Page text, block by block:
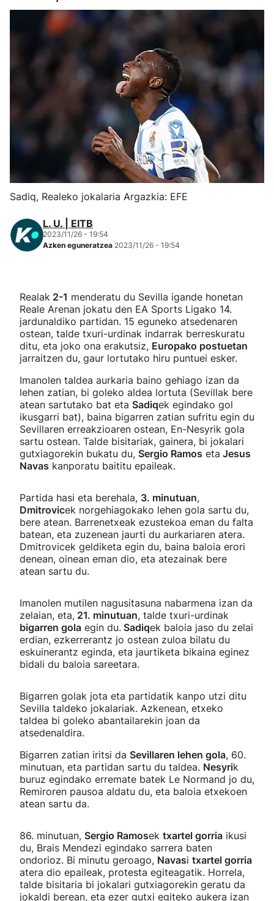
Herri-kirolak
Eskubaloia
Atletismoa
Mendi-lasterketak
Kirol gehiago
"Helmuga"
Sadiq, Realeko jokalaria Argazkia: EFE
L. U. | EITB
2023/11/26 - 19:54
Azken eguneratzea 2023/11/26 - 19:54
Realak 2-1 menderatu du Sevilla igande honetan
Reale Arenan jokatu den EA Sports Ligako 14.
jardunaldiko partidan. 15 eguneko atsedenaren
ostean, talde txuri-urdinak indarrak berreskuratu
ditu, eta joko ona erakutsiz, Europako postuetan
jarraitzen du, gaur lortutako hiru puntuei esker.
Imanolen taldea aurkaria baino gehiago izan da
lehen zatian, bi goleko aldea lortuta (Sevillak bere
atean sartutako bat eta Sadiqek egindako gol
ikusgarri bat), baina bigarren zatian sufritu egin du
Sevillaren erreakzioaren ostean, En-Nesyrik gola
sartu ostean. Talde bisitariak, gainera, bi jokalari
gutxiagorekin bukatu du, Sergio Ramos eta Jesus
Navas kanporatu baititu epaileak.
Partida hasi eta berehala, 3. minutuan,
Dmitrovicek norgehiagokako lehen gola sartu du,
bere atean. Barrenetxeak ezustekoa eman du falta
batean, eta zuzenean jaurti du aurkariaren atera.
Dmitrovicek geldiketa egin du, baina baloia erori
denean, oinean eman dio, eta atezainak bere
atean sartu du.
Imanolen mutilen nagusitasuna nabarmena izan da
zelaian, eta, 21. minutuan, talde txuri-urdinak
bigarren gola egin du. Sadiqek baloia jaso du zelai
erdian, ezkerrerantz jo ostean zuloa bilatu du
eskuinerantz eginda, eta jaurtiketa bikaina eginez
bidali du baloia sareetara.
Bigarren golak jota eta partidatik kanpo utzi ditu
Sevilla taldeko jokalariak. Azkenean, etxeko
taldea bi goleko abantailarekin joan da
atsedenaldira.
Bigarren zatian iritsi da Sevillaren lehen gola, 60.
minutuan, eta partidan sartu du taldea. Nesyrik
buruz egindako erremate batek Le Normand jo du,
Remiroren pausoa aldatu du, eta baloia etxekoen
atean sartu da.
86. minutuan, Sergio Ramosek txartel gorria ikusi
du, Brais Mendezi egindako sarrera baten
ondorioz. Bi minutu geroago, Navasi txartel gorria
atera dio epaileak, protesta egiteagatik. Horrela,
talde bisitaria bi jokalari gutxiagorekin geratu da
jokaldi berean, eta ezer gutxi egiteko aukera izan